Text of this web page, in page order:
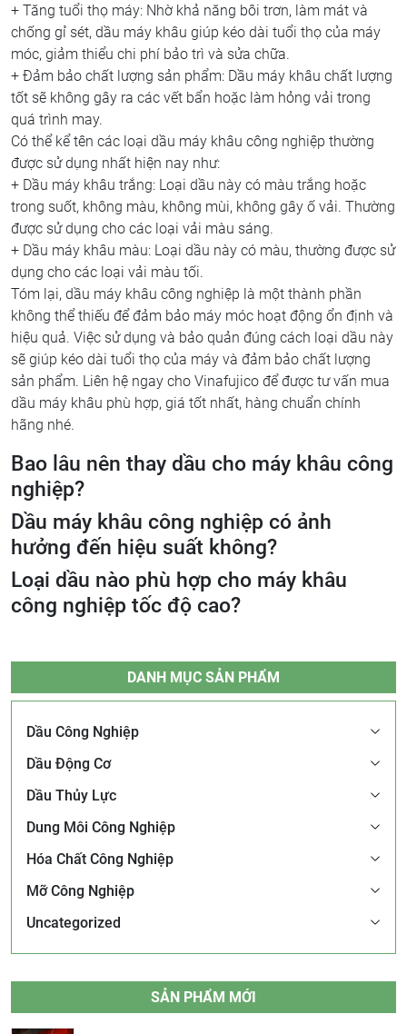
+ Tăng tuổi thọ máy: Nhờ khả năng bôi trơn, làm mát và
chống gỉ sét, dầu máy khâu giúp kéo dài tuổi thọ của máy
móc, giảm thiểu chi phí bảo trì và sửa chữa.
+ Đảm bảo chất lượng sản phẩm: Dầu máy khâu chất lượng
tốt sẽ không gây ra các vết bẩn hoặc làm hỏng vải trong
quá trình may.
Có thể kể tên các loại dầu máy khâu công nghiệp thường
được sử dụng nhất hiện nay như:
+ Dầu máy khâu trắng: Loại dầu này có màu trắng hoặc
trong suốt, không màu, không mùi, không gây ố vải. Thường
được sử dụng cho các loại vải màu sáng.
+ Dầu máy khâu màu: Loại dầu này có màu, thường được sử
dụng cho các loại vải màu tối.
Tóm lại, dầu máy khâu công nghiệp là một thành phần
không thể thiếu để đảm bảo máy móc hoạt động ổn định và
hiệu quả. Việc sử dụng và bảo quản đúng cách loại dầu này
sẽ giúp kéo dài tuổi thọ của máy và đảm bảo chất lượng
sản phẩm. Liên hệ ngay cho Vinafujico để được tư vấn mua
dầu máy khâu phù hợp, giá tốt nhất, hàng chuẩn chính
hãng nhé.
Bao lâu nên thay dầu cho máy khâu công
nghiệp?
Dầu máy khâu công nghiệp có ảnh
hưởng đến hiệu suất không?
Loại dầu nào phù hợp cho máy khâu
công nghiệp tốc độ cao?
DANH MỤC SẢN PHẨM
Dầu Công Nghiệp
Dầu Động Cơ
Dầu Thủy Lực
Dung Môi Công Nghiệp
Hóa Chất Công Nghiệp
Mỡ Công Nghiệp
Uncategorized
SẢN PHẨM MỚI